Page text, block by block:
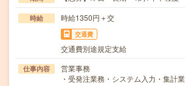
時給 時給1350円＋交
交通費
交通費別途規定支給
仕事内容
営業事務
・受発注業務・システム入力・集計